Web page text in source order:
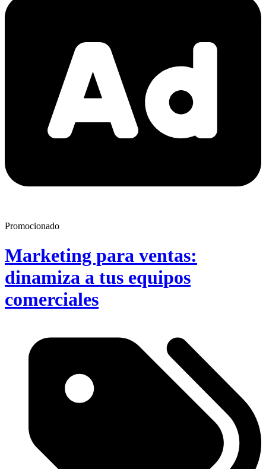
Promocionado
Marketing para ventas:
dinamiza a tus equipos
comerciales